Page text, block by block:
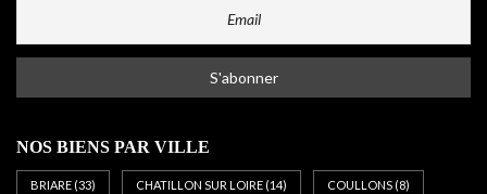
NOS BIENS PAR VILLE
BRIARE (33) CHATILLON SUR LOIRE (14) COULLONS (8)